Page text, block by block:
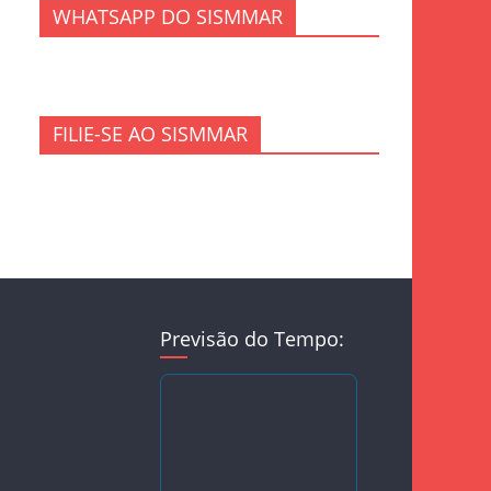
WHATSAPP DO SISMMAR
FILIE-SE AO SISMMAR
Previsão do Tempo: